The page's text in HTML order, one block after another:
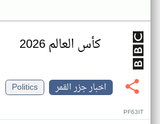
كأس العالم 2026
اخبار جزر القمر
Politics
PF63IT